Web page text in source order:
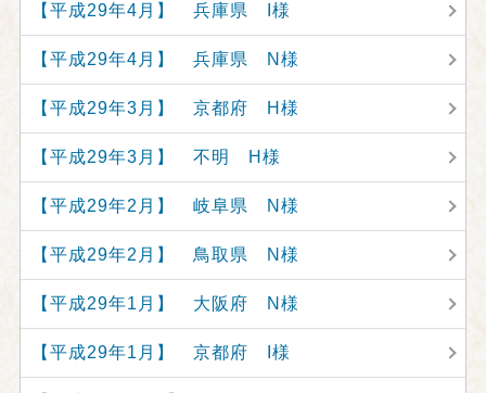
【平成29年4月】 兵庫県 I様
【平成29年4月】 兵庫県 N様
【平成29年3月】 京都府 H様
【平成29年3月】 不明 H様
【平成29年2月】 岐阜県 N様
【平成29年2月】 鳥取県 N様
【平成29年1月】 大阪府 N様
【平成29年1月】 京都府 I様